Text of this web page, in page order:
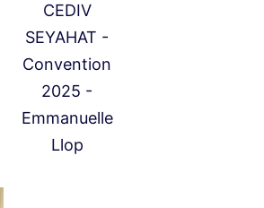
CEDIV
SEYAHAT -
Convention
2025 -
Emmanuelle
Llop